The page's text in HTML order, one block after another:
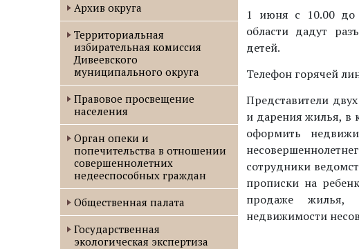
Архив округа
Территориальная
избирательная комиссия
Дивеевского
муниципального округа
Правовое просвещение
населения
Орган опеки и
попечительства в отношении
совершеннолетних
недееспособных граждан
Общественная палата
Государственная
экологическая экспертиза
1 июня с 10.00 до
области дадут
детей.
Телефон горячей
Представители
и дарения жилья, в
оформить
сотрудники
прописки на
продаже жилья,
недвижимости